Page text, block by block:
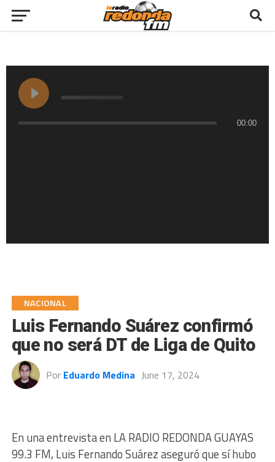
00:00
NACIONAL
Luis Fernando Suárez confirmó
que no será DT de Liga de Quito
Por Eduardo Medina June 17, 2024
En una entrevista en LA RADIO REDONDA GUAYAS
99.3 FM, Luis Fernando Suárez aseguró que sí hubo